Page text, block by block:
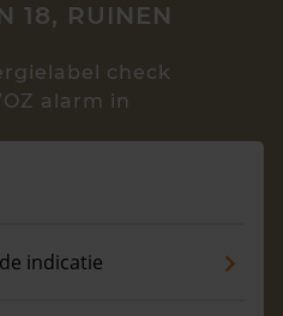
-18:00
18, RUINEN
check
alarm in
indicatie